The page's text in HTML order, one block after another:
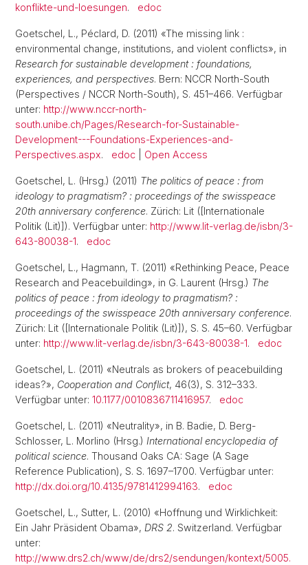
konflikte-und-loesungen. edoc
Goetschel, L., Péclard, D. (2011) «The missing link :
environmental change, institutions, and violent conflicts», in
Research for sustainable development : foundations,
experiences, and perspectives. Bern: NCCR North-South
(Perspectives / NCCR North-South), S. 451–466. Verfügbar
unter: http://www.nccr-north-
south.unibe.ch/Pages/Research-for-Sustainable-
Development---Foundations-Experiences-and-
Perspectives.aspx. edoc Open Access
Goetschel, L. (Hrsg.) (2011) The politics of peace : from
ideology to pragmatism? : proceedings of the swisspeace
20th anniversary conference. Zürich: Lit ([Internationale
Politik (Lit)]). Verfügbar unter: http://www.lit-verlag.de/isbn/3-
643-80038-1. edoc
Goetschel, L., Hagmann, T. (2011) «Rethinking Peace, Peace
Research and Peacebuilding», in G. Laurent (Hrsg.) The
politics of peace : from ideology to pragmatism? :
proceedings of the swisspeace 20th anniversary conference.
Zürich: Lit ([Internationale Politik (Lit)]), S. S. 45–60. Verfügbar
unter: http://www.lit-verlag.de/isbn/3-643-80038-1. edoc
Goetschel, L. (2011) «Neutrals as brokers of peacebuilding
ideas?», Cooperation and Conflict, 46(3), S. 312–333.
Verfügbar unter: 10.1177/0010836711416957. edoc
Goetschel, L. (2011) «Neutrality», in B. Badie, D. Berg-
Schlosser, L. Morlino (Hrsg.) International encyclopedia of
political science. Thousand Oaks CA: Sage (A Sage
Reference Publication), S. S. 1697–1700. Verfügbar unter:
http://dx.doi.org/10.4135/9781412994163. edoc
Goetschel, L., Sutter, L. (2010) «Hoffnung und Wirklichkeit:
Ein Jahr Präsident Obama», DRS 2. Switzerland. Verfügbar
unter:
http://www.drs2.ch/www/de/drs2/sendungen/kontext/5005.